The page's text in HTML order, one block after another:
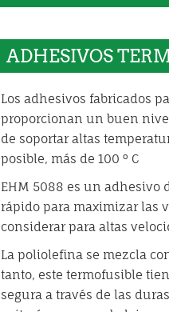
ADHESIVOS
Los adhesivos fabricados
proporcionan un buen
de soportar altas
posible, más de 100 ° C
EHM 5088 es un adhesivo
rápido para maximizar las
considerar para altas
La poliolefina se mezcla
tanto, este termofusible
segura a través de las